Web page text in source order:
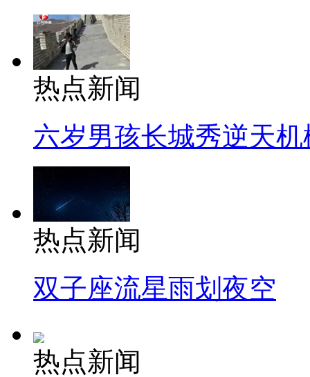
热点新闻
六岁男孩长城秀逆天机
热点新闻
双子座流星雨划夜空
热点新闻